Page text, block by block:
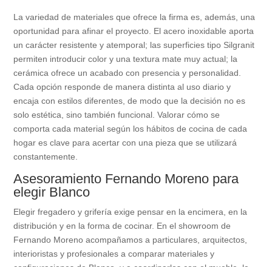
La variedad de materiales que ofrece la firma es, además, una
oportunidad para afinar el proyecto. El acero inoxidable aporta
un carácter resistente y atemporal; las superficies tipo Silgranit
permiten introducir color y una textura mate muy actual; la
cerámica ofrece un acabado con presencia y personalidad.
Cada opción responde de manera distinta al uso diario y
encaja con estilos diferentes, de modo que la decisión no es
solo estética, sino también funcional. Valorar cómo se
comporta cada material según los hábitos de cocina de cada
hogar es clave para acertar con una pieza que se utilizará
constantemente.
Asesoramiento Fernando Moreno para
elegir Blanco
Elegir fregadero y grifería exige pensar en la encimera, en la
distribución y en la forma de cocinar. En el showroom de
Fernando Moreno acompañamos a particulares, arquitectos,
interioristas y profesionales a comparar materiales y